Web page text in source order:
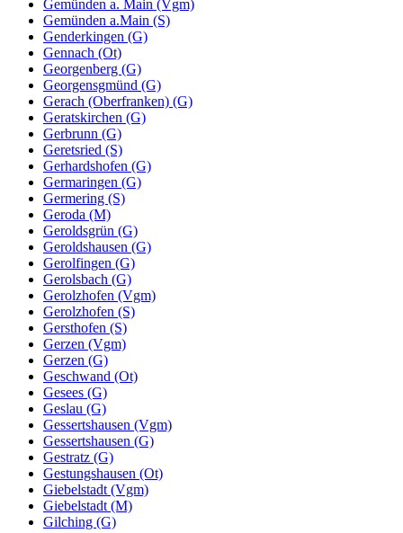
Gemünden a. Main (Vgm)
Gemünden a.Main (S)
Genderkingen (G)
Gennach (Ot)
Georgenberg (G)
Georgensgmünd (G)
Gerach (Oberfranken) (G)
Geratskirchen (G)
Gerbrunn (G)
Geretsried (S)
Gerhardshofen (G)
Germaringen (G)
Germering (S)
Geroda (M)
Geroldsgrün (G)
Geroldshausen (G)
Gerolfingen (G)
Gerolsbach (G)
Gerolzhofen (Vgm)
Gerolzhofen (S)
Gersthofen (S)
Gerzen (Vgm)
Gerzen (G)
Geschwand (Ot)
Gesees (G)
Geslau (G)
Gessertshausen (Vgm)
Gessertshausen (G)
Gestratz (G)
Gestungshausen (Ot)
Giebelstadt (Vgm)
Giebelstadt (M)
Gilching (G)